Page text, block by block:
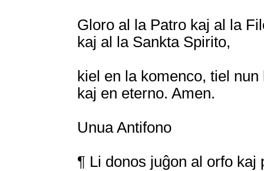
Gloro al la Patro kaj al la
kaj al la Sankta Spirito,
kiel en la komenco, tiel
kaj en eterno. Amen.
Unua Antifono
¶ Li donos juĝon al orfo kaj